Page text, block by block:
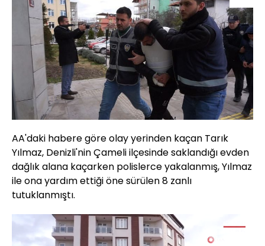
AA'daki habere göre olay yerinden kaçan Tarık
Yılmaz, Denizli'nin Çameli ilçesinde saklandığı evden
dağlık alana kaçarken polislerce yakalanmış, Yılmaz
ile ona yardım ettiği öne sürülen 8 zanlı
tutuklanmıştı.